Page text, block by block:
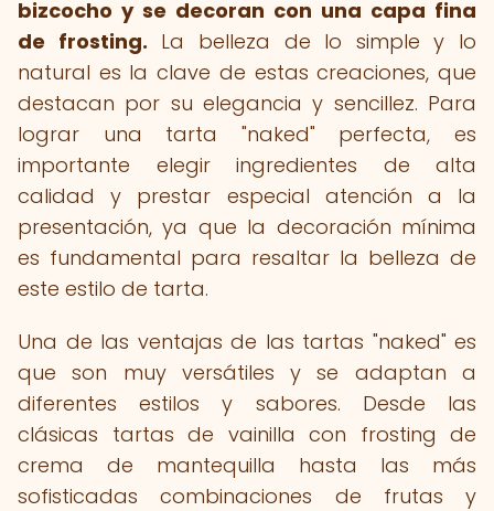
bizcocho y se decoran con una capa fina
de frosting. La belleza de lo simple y lo
natural es la clave de estas creaciones, que
destacan por su elegancia y sencillez. Para
lograr una tarta "naked" perfecta, es
importante elegir ingredientes de alta
calidad y prestar especial atención a la
presentación, ya que la decoración mínima
es fundamental para resaltar la belleza de
este estilo de tarta.
Una de las ventajas de las tartas "naked" es
que son muy versátiles y se adaptan a
diferentes estilos y sabores. Desde las
clásicas tartas de vainilla con frosting de
crema de mantequilla hasta las más
sofisticadas combinaciones de frutas y